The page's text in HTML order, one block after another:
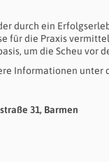
durch ein
für die Praxis
um die Scheu vor
Informationen unter
31, Barmen